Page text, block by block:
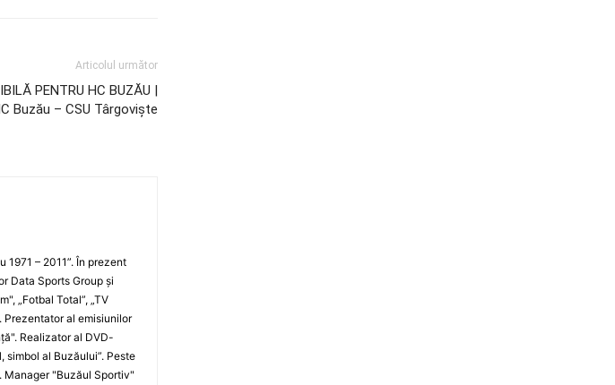
Articolul următor
PENTRU HC BUZĂU |
Buzău – CSU Târgovişte
– 2011”. În prezent
Data Sports Group şi
„Fotbal Total”, „TV
Prezentator al emisiunilor
Realizator al DVD-
simbol al Buzăului”. Peste
"Buzăul Sportiv"